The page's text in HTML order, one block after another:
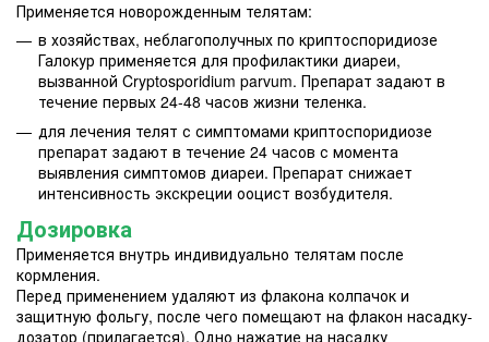
Применяется новорожденным телятам:
в хозяйствах, неблагополучных по криптоспоридиозе
Галокур применяется для профилактики диареи,
вызванной Cryptosporidium parvum. Препарат задают в
течение первых 24-48 часов жизни теленка.
для лечения телят с симптомами криптоспоридиозе
препарат задают в течение 24 часов с момента
выявления симптомов диареи. Препарат снижает
интенсивность экскреции ооцист возбудителя.
Дозировка
Применяется внутрь индивидуально телятам после
кормления.
Перед применением удаляют из флакона колпачок и
защитную фольгу, после чего помещают на флакон насадку-
дозатор (прилагается). Одно нажатие на насадку